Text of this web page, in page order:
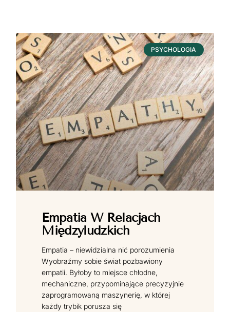
PSYCHOLOGIA
Empatia W Relacjach
Międzyludzkich
Empatia – niewidzialna nić porozumienia
Wyobraźmy sobie świat pozbawiony
empatii. Byłoby to miejsce chłodne,
mechaniczne, przypominające precyzyjnie
zaprogramowaną maszynerię, w której
każdy trybik porusza się